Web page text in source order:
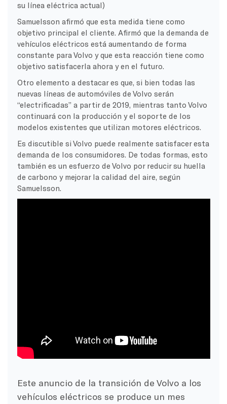
su línea eléctrica actual)
Samuelsson afirmó que esta medida tiene como
objetivo principal el cliente. Afirmó que la demanda de
vehículos eléctricos está aumentando de forma
constante para Volvo y que esta reacción tiene como
objetivo satisfacerla ahora y en el futuro.
Otro elemento a destacar es que, si bien todas las
nuevas líneas de automóviles de Volvo serán
“electrificadas” a partir de 2019, mientras tanto Volvo
continuará con la producción y el soporte de los
modelos existentes que utilizan motores eléctricos.
Es discutible si Volvo puede realmente satisfacer esta
demanda de los consumidores. De todas formas, esto
también es un esfuerzo de Volvo por reducir su huella
de carbono y mejorar la calidad del aire, según
Samuelsson.
Este anuncio de la transición de Volvo a los
vehículos eléctricos se produce un mes